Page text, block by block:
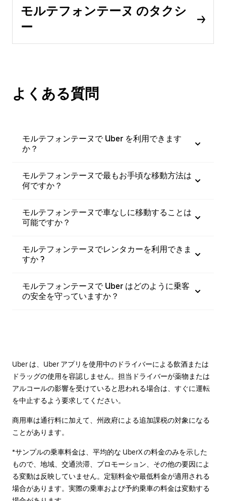
モルテフォンテーヌ のタクシ
ー
よくある質問
モルテフォンテーヌで Uber を利用できます
か？
モルテフォンテーヌで最もお手頃な移動方法は
何ですか？
モルテフォンテーヌで車なしに移動することは
可能ですか？
モルテフォンテーヌでレンタカーを利用できま
すか ?
モルテフォンテーヌで Uber はどのように乗客
の安全を守っていますか？
Uber は、Uber アプリを使用中のドライバーによる飲酒または
ドラッグの使用を容認しません。担当ドライバーが薬物または
アルコールの影響を受けていると思われる場合は、すぐに運転
を中止するよう要求してください。
商用車は通行料に加えて、州政府による追加課税の対象になる
ことがあります。
*サンプルの乗車料金は、平均的な UberX の料金のみを示した
もので、地域、交通渋滞、プロモーション、その他の要因によ
る変動は反映していません。定額料金や最低料金が適用される
場合があります。実際の乗車および予約乗車の料金は変動する